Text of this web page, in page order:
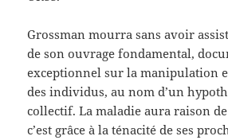
Grossman mourra sans avoir
de son ouvrage fondamental,
exceptionnel sur la manipulation
des individus, au nom d’un
collectif. La maladie aura raison
c’est grâce à la ténacité de ses